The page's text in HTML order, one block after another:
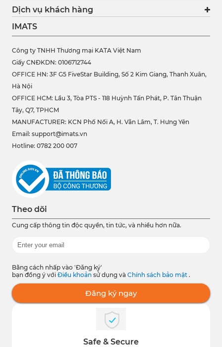
Dịch vụ khách hàng
IMATS
Công ty TNHH Thương mại KATA Việt Nam
Giấy CNĐKDN: 0106712744
OFFICE HN: 3F G5 FiveStar Building, Số 2 Kim Giang, Thanh Xuân,
Hà Nội
OFFICE HCM: Lầu 3, Tòa PTS - 118 Huỳnh Tấn Phát, P. Tân Thuận
Tây, Q7, TPHCM
MANUFACTURER: KCN Phố Nối A, H. Văn Lâm, T. Hưng Yên
Email: support@imats.vn
Hotline: 0782 200 007
Theo dõi
Cung cấp thông tin độc quyền, tin tức, và nhiều hơn nữa.
Bằng cách nhấp vào 'Đăng ký'
bạn đồng ý với Điều khoản sử dụng và Chính sách bảo mật .
Đăng ký ngay
Safe & Secure